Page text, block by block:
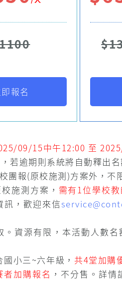
報名
09/15中午12:00 至
若逾期則系統將自動釋出名
團報(原校施測)方案外，不
施測方案， 需有1位學校
訊，歡迎來信
資源有限，本活動人數
小三~六年級， 共4堂加購
加購報名 ，不分售。詳情